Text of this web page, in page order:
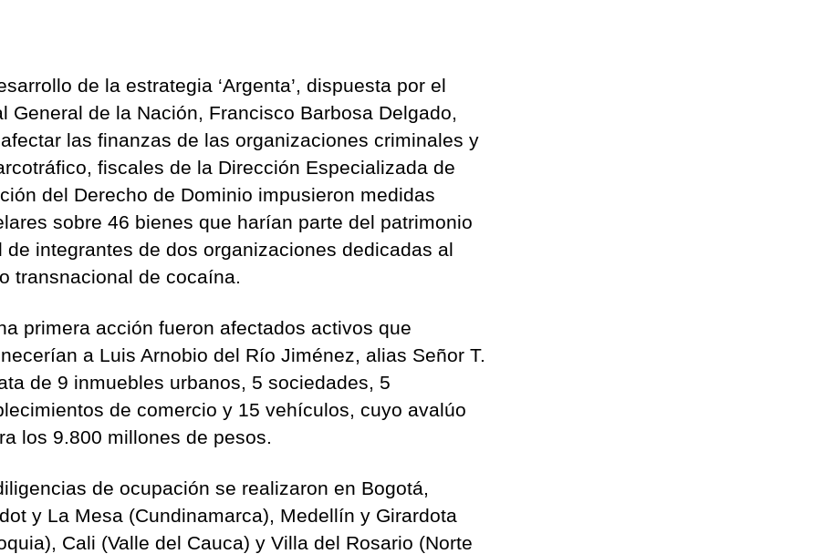
de la estrategia ‘Argenta’, dispuesta por el
General de la Nación, Francisco Barbosa Delgado,
las finanzas de las organizaciones criminales y
fiscales de la Dirección Especializada de
del Derecho de Dominio impusieron medidas
sobre 46 bienes que harían parte del patrimonio
de integrantes de dos organizaciones dedicadas al
transnacional de cocaína.
primera acción fueron afectados activos que
a Luis Arnobio del Río Jiménez, alias Señor T.
de 9 inmuebles urbanos, 5 sociedades, 5
de comercio y 15 vehículos, cuyo avalúo
los 9.800 millones de pesos.
de ocupación se realizaron en Bogotá,
y La Mesa (Cundinamarca), Medellín y Girardota
Cali (Valle del Cauca) y Villa del Rosario (Norte